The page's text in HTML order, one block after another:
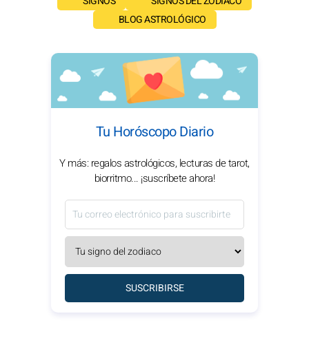
BLOG ASTROLÓGICO
Tu Horóscopo Diario
Y más: regalos astrológicos, lecturas de tarot,
biorritmo... ¡suscríbete ahora!
SUSCRIBIRSE